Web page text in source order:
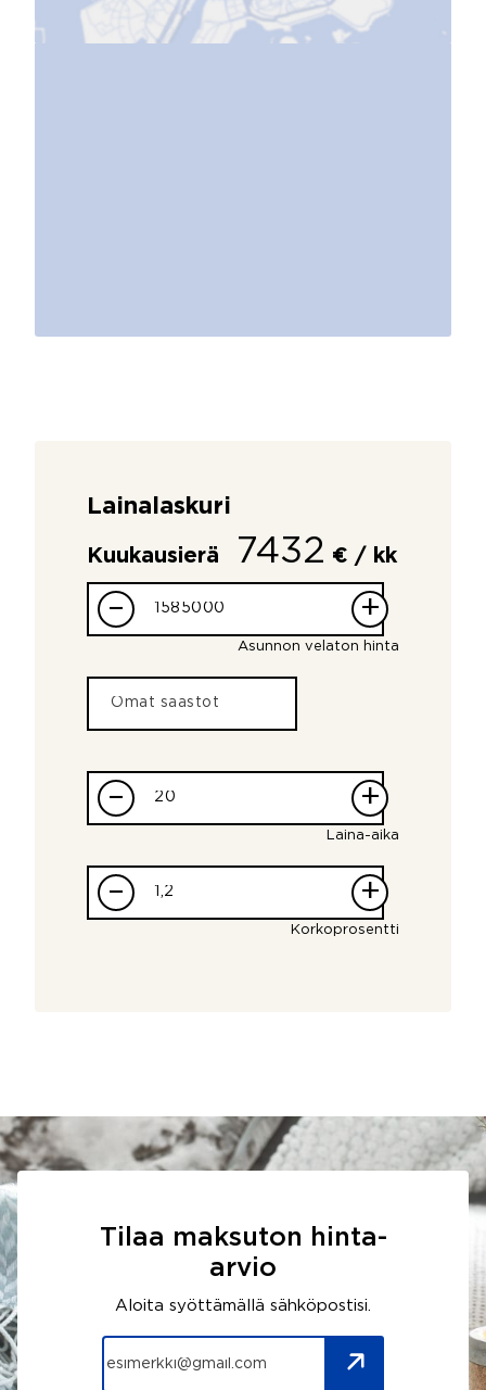
Lainalaskuri
Kuukausierä 7432 € / kk
– +
Asunnon velaton hinta
– +
Laina-aika
– +
Korkoprosentti
Tilaa maksuton hinta-
arvio
Aloita syöttämällä sähköpostisi.